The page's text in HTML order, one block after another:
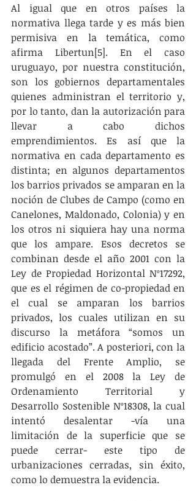
Al igual que en otros países la
normativa llega tarde y es más bien
permisiva en la temática, como
afirma Libertun[5]. En el caso
uruguayo, por nuestra constitución,
son los gobiernos departamentales
quienes administran el territorio y,
por lo tanto, dan la autorización para
llevar a cabo dichos
emprendimientos. Es así que la
normativa en cada departamento es
distinta; en algunos departamentos
los barrios privados se amparan en la
noción de Clubes de Campo (como en
Canelones, Maldonado, Colonia) y en
los otros ni siquiera hay una norma
que los ampare. Esos decretos se
combinan desde el año 2001 con la
Ley de Propiedad Horizontal Nº17292,
que es el régimen de co-propiedad en
el cual se amparan los barrios
privados, los cuales utilizan en su
discurso la metáfora “somos un
edificio acostado”. A posteriori, con la
llegada del Frente Amplio, se
promulgó en el 2008 la Ley de
Ordenamiento Territorial y
Desarrollo Sostenible Nº18308, la cual
intentó desalentar -vía una
limitación de la superficie que se
puede cerrar- este tipo de
urbanizaciones cerradas, sin éxito,
como lo demuestra la evidencia.